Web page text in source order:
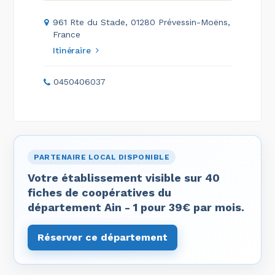
961 Rte du Stade, 01280 Prévessin-Moëns,
France
Itinéraire
0450406037
PARTENAIRE LOCAL DISPONIBLE
Votre établissement visible sur 40
fiches de coopératives du
département Ain - 1 pour 39€ par mois.
Réserver ce département